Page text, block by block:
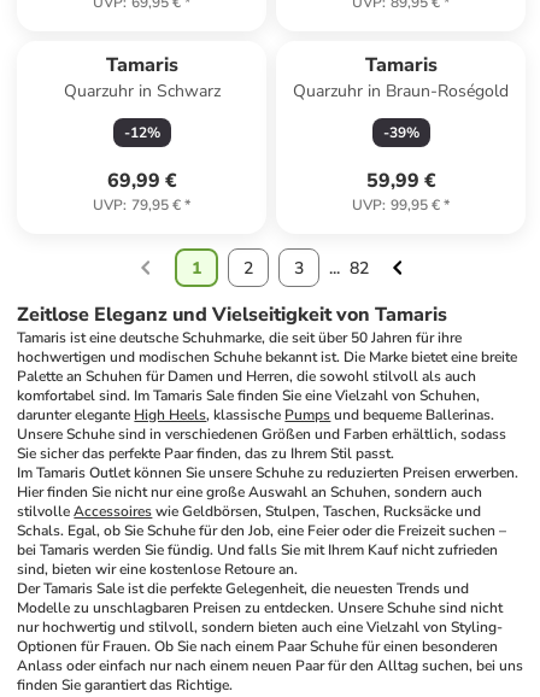
Tamaris
Quarzuhr in Schwarz
-12%
69,99 €
UVP: 79,95 €*
Tamaris
Quarzuhr in Braun-Roségold
-39%
59,99 €
UVP: 99,95 €*
1 2 3 ... 82
Zeitlose Eleganz und Vielseitigkeit von Tamaris
Tamaris ist eine deutsche Schuhmarke, die seit über 50 Jahren für ihre
hochwertigen und modischen Schuhe bekannt ist. Die Marke bietet eine breite
Palette an Schuhen für Damen und Herren, die sowohl stilvoll als auch
komfortabel sind. Im Tamaris Sale finden Sie eine Vielzahl von Schuhen,
darunter elegante High Heels, klassische Pumps und bequeme Ballerinas.
Unsere Schuhe sind in verschiedenen Größen und Farben erhältlich, sodass
Sie sicher das perfekte Paar finden, das zu Ihrem Stil passt.
Im Tamaris Outlet können Sie unsere Schuhe zu reduzierten Preisen erwerben.
Hier finden Sie nicht nur eine große Auswahl an Schuhen, sondern auch
stilvolle Accessoires wie Geldbörsen, Stulpen, Taschen, Rucksäcke und
Schals. Egal, ob Sie Schuhe für den Job, eine Feier oder die Freizeit suchen –
bei Tamaris werden Sie fündig. Und falls Sie mit Ihrem Kauf nicht zufrieden
sind, bieten wir eine kostenlose Retoure an.
Der Tamaris Sale ist die perfekte Gelegenheit, die neuesten Trends und
Modelle zu unschlagbaren Preisen zu entdecken. Unsere Schuhe sind nicht
nur hochwertig und stilvoll, sondern bieten auch eine Vielzahl von Styling-
Optionen für Frauen. Ob Sie nach einem Paar Schuhe für einen besonderen
Anlass oder einfach nur nach einem neuen Paar für den Alltag suchen, bei uns
finden Sie garantiert das Richtige.